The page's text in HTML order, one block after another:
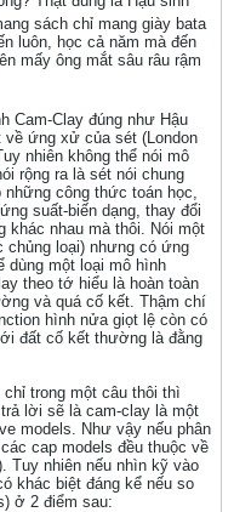
sách chỉ mang giày bata
luôn, học cả năm mà đến
mấy ông mắt sâu râu rậm
Cam-Clay đúng như Hậu
ứng xử của sét (London
nhiên không thể nói mô
rộng ra là sét nói chung
công thức toán học,
suất-biến dạng, thay đổi
khác nhau mà thôi. Nói một
chủng loại) nhưng có ứng
dùng một loại mô hình
theo tớ hiểu là hoàn toàn
và quá cố kết. Thậm chí
hình nửa giọt lệ còn có
đất cố kết thường là đằng
trong một câu thôi thì
lời sẽ là cam-clay là một
models. Như vậy nếu phân
cap models đều thuộc về
Tuy nhiên nếu nhìn kỹ vào
khác biệt đáng kể nếu so
ở 2 điểm sau: